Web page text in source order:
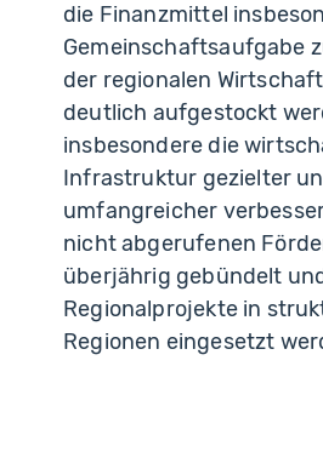
die Finanzmittel
Gemeinschaftsaufgabe
der regionalen
deutlich aufgestockt
insbesondere die
Infrastruktur gezielter
umfangreicher
nicht abgerufenen
überjährig gebündelt
Regionalprojekte in
Regionen eingesetzt